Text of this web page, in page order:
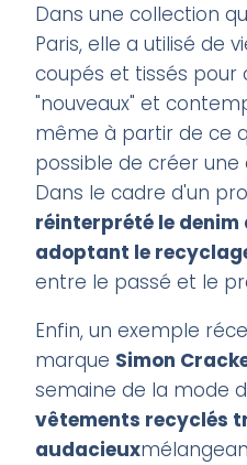
Dans une collection
Paris, elle a utilisé de
coupés et tissés pour
"nouveaux" et
même à partir de ce
possible de créer une
Dans le cadre d'un
réinterprété le denim
adoptant le
entre le passé et le
Enfin, un exemple
marque Simon
semaine de la mode
vêtements recyclés
audacieux